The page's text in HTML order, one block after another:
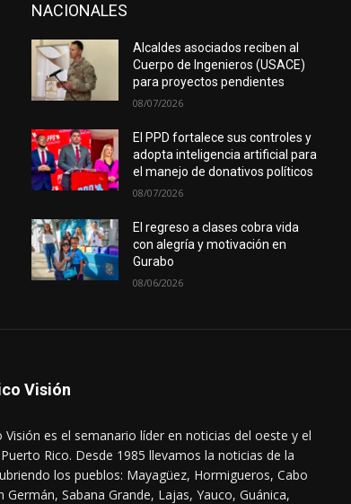
NACIONALES
Alcaldes asociados reciben al
Cuerpo de Ingenieros (USACE)
para proyectos pendientes
08/07/2026
El PPD fortalece sus controles y
adopta inteligencia artificial para
el manejo de donativos políticos
08/07/2026
El regreso a clases cobra vida
con alegría y motivación en
Gurabo
08/06/2026
Visión
Visión es el semanario líder en noticias del oeste y el
Rico. Desde 1985 llevamos la noticias de la
los pueblos: Mayagüez, Hormigueros, Cabo
Germán, Sabana Grande, Lajas, Yauco, Guánica,